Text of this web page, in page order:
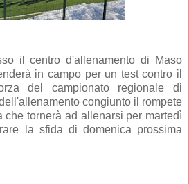
il centro d'allenamento di Maso
in campo per un test contro il
del campionato regionale di
congiunto il rompete
che tornerà ad allenarsi per martedì
la sfida di domenica prossima